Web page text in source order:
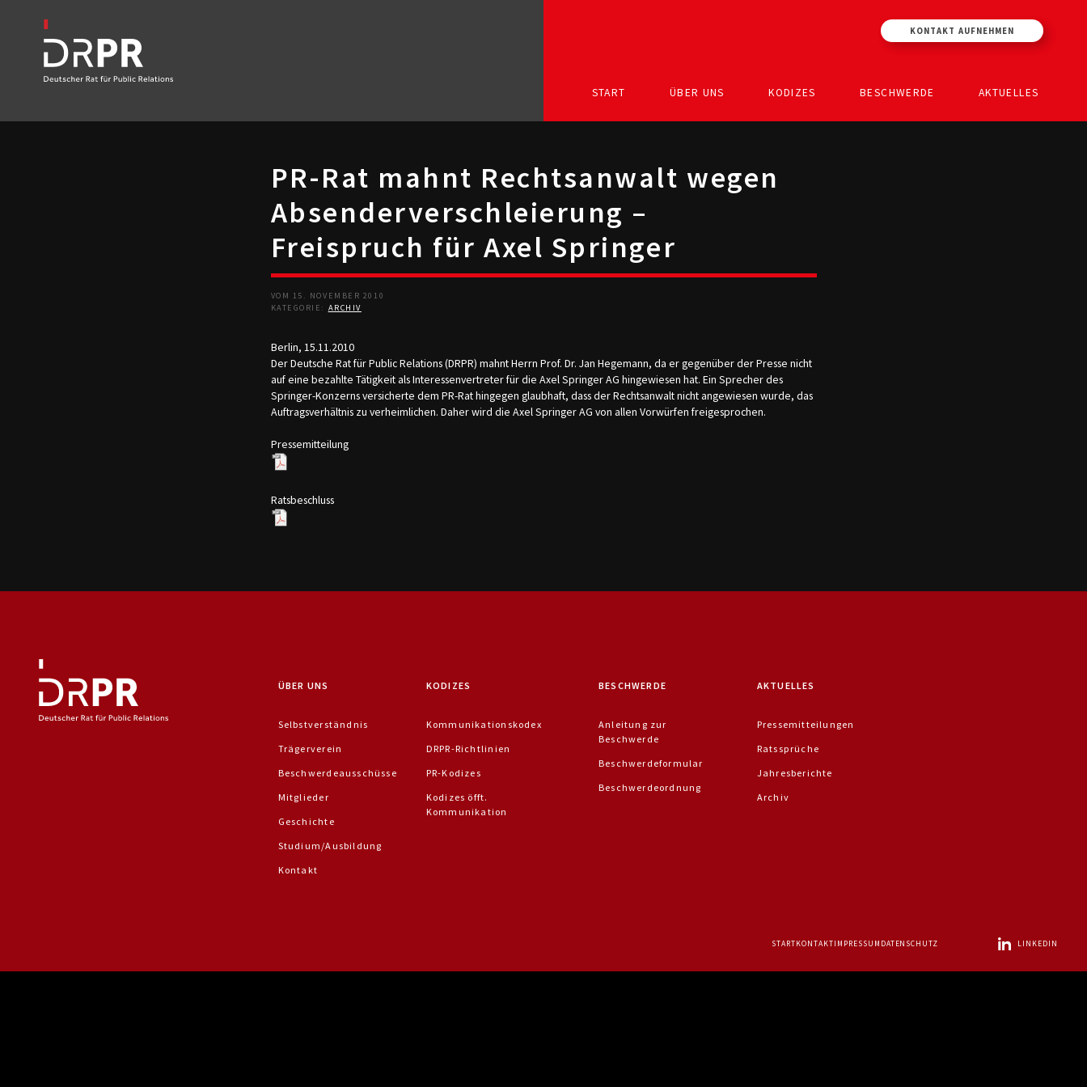
KONTAKT AUFNEHMEN
START ÜBER UNS KODIZES BESCHWERDE AKTUELLES
PR-Rat mahnt Rechtsanwalt wegen
Absenderverschleierung –
Freispruch für Axel Springer
VOM 15. NOVEMBER 2010
KATEGORIE: ARCHIV
Berlin, 15.11.2010
Der Deutsche Rat für Public Relations (DRPR) mahnt Herrn Prof. Dr. Jan Hegemann, da er gegenüber der Presse nicht
auf eine bezahlte Tätigkeit als Interessenvertreter für die Axel Springer AG hingewiesen hat. Ein Sprecher des
Springer-Konzerns versicherte dem PR-Rat hingegen glaubhaft, dass der Rechtsanwalt nicht angewiesen wurde, das
Auftragsverhältnis zu verheimlichen. Daher wird die Axel Springer AG von allen Vorwürfen freigesprochen.
Pressemitteilung
Ratsbeschluss
ÜBER UNS
Selbstverständnis
Trägerverein
Beschwerdeausschüsse
Mitglieder
Geschichte
Studium/Ausbildung
Kontakt
KODIZES
Kommunikationskodex
DRPR-Richtlinien
PR-Kodizes
Kodizes öfft.
Kommunikation
BESCHWERDE
Anleitung zur
Beschwerde
Beschwerdeformular
Beschwerdeordnung
AKTUELLES
Pressemitteilungen
Ratssprüche
Jahresberichte
Archiv
STARTKONTAKTIMPRESSUM DATENSCHUTZ LINKEDIN